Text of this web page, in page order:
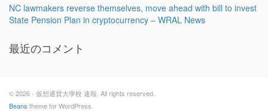
NC lawmakers reverse themselves, move ahead with bill to invest
State Pension Plan in cryptocurrency – WRAL News
最近のコメント
© 2026 - 仮想通貨大學校 速報. All rights reserved.
Beans theme for WordPress.